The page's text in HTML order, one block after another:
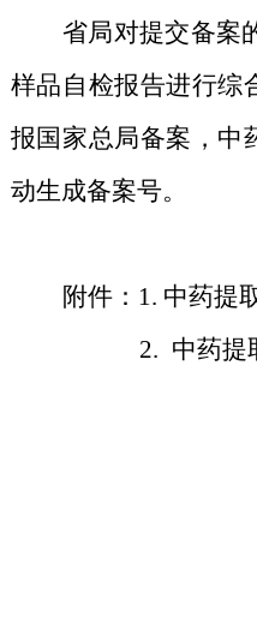
省局对提交备案
样品自检报告进行综
报国家总局备案，中
动生成备案号。
附件：1. 中药提
2. 中药提